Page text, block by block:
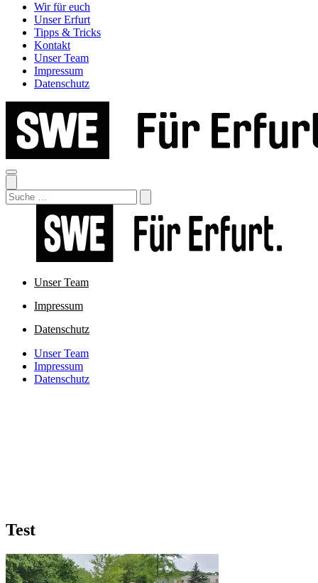
Wir für euch
Unser Erfurt
Tipps & Tricks
Kontakt
Unser Team
Impressum
Datenschutz
Search
Unser Team
Impressum
Datenschutz
Unser Team
Impressum
Datenschutz
Test